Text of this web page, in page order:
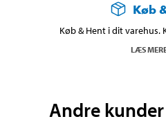
Køb
Køb & Hent i dit varehus.
LÆS
Andre